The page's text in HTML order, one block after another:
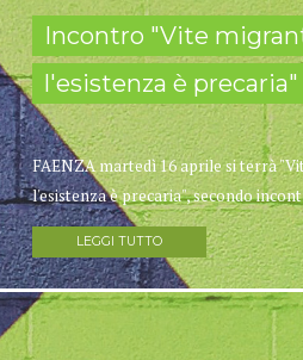
Incontro "Vite
l'esistenza è precaria"
FAENZA martedì 16 aprile si terrà
l'esistenza è precaria", secondo
LEGGI TUTTO